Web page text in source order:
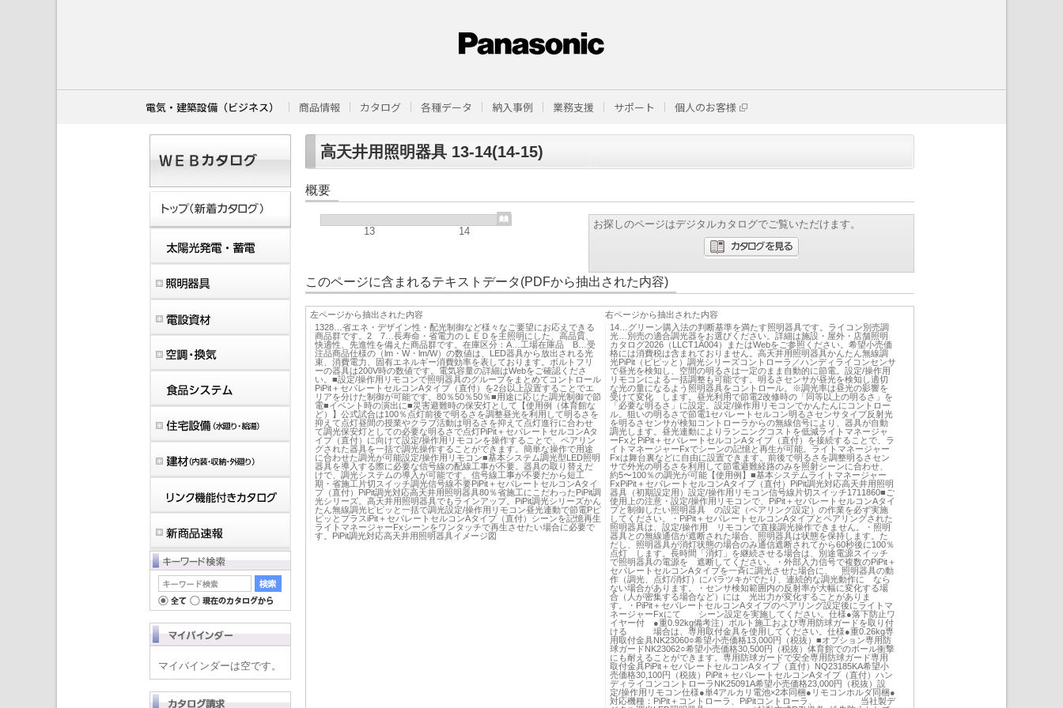
電気・建築設備（ビジネス） 商品情報 カタログ 各種データ 納入事例 業務支援 サポート 個人のお客様
高天井用照明器具 13-14(14-15)
概要
13 14
お探しのページはデジタルカタログでご覧いただけます。
このページに含まれるテキストデータ(PDFから抽出された内容)
左ページから抽出された内容
1328…省エネ・デザイン性・配光制御など様々なご要望にお応えできる
商品群です。2 7…長寿命・省電力のＬＥＤを主照明にした、高品質、
快適性、先進性を備えた商品群です。在庫区分：A…工場在庫品 B…受
注品商品仕様の（lm・W・lm/W）の数値は、LED器具から放出される光
束、消費電力、固有エネルギー消費効率を表しております。ボルトフリ
ーの器具は200V時の数値です。電気容量の詳細はWebをご確認くださ
い。■設定/操作用リモコンで照明器具のグループをまとめてコントロール
PiPit＋セパレートセルコンAタイプ（直付）を2台以上設置することでエ
リアを分けた制御が可能です。80％50％50％■用途に応じた調光制御で節
電■イベント時の演出に■災害避難時の保安灯として【使用例（体育館な
ど）】公式試合は100％点灯前後で明るさを調整昼光を利用して明るさを
抑えて点灯昼間の授業やクラブ活動は明るさを抑えて点灯進行に合わせ
て調光保安灯としての必要な明るさで点灯PiPit＋セパレートセルコンAタ
イプ（直付）に向けて設定/操作用リモコンを操作することで、ペアリン
グされた器具を一括で調光操作することができます。簡単な操作で用途
に合わせた調光が可能設定/操作用リモコン■基本システム調光型LED照明
器具を導入する際に必要な信号線の配線工事が不要。器具の取り替えだ
けで、調光システムの導入が可能です。信号線工事が不要だから短工
期・省施工片切スイッチ調光信号線不要PiPit＋セパレートセルコンAタイ
プ（直付）PiPit調光対応高天井用照明器具80％省施工にこだわったPiPit調
光シリーズ。高天井用照明器具でもラインアップ。PiPit調光シリーズかん
たん無線調光ピピッと一括で調光設定/操作用リモコン昼光連動で節電Pピ
ピッとプラスiPit＋セパレートセルコンAタイプ（直付）シーンを記憶再生
ライトマネージャーFxシーンをワンタッチで再生させたい場合に必要で
す。PiPit調光対応高天井用照明器具イメージ図
右ページから抽出された内容
14…グリーン購入法の判断基準を満たす照明器具です。ライコン別売調
光…別売の適合調光器をお選びください。詳細は施設・屋外・店舗照明
カタログ2026（LLCT1A004）またはWebをご参照ください。希望小売価
格には消費税は含まれておりません。高天井用照明器具かんたん無線調
光PiPit（ピピッと）調光シリーズコントローラ／ハンディライコンセンサ
で昼光を検知し、空間の明るさは一定のまま自動的に節電。設定/操作用
リモコンによる一括調整も可能です。明るさセンサが昼光を検知し適切
な光の量になるよう照明器具をコントロール。※調光率は昼光の影響を
受けて変化 します。昼光利用で節電2改修時の「同等以上の明るさ」を
「必要な明るさ」に設定。設定/操作用リモコンでかんたんにコントロー
ル。狙いの明るさで節電1セパレートセルコン明るさセンサタイプ反射光
を明るさセンサが検知コントローラからの無線信号により、器具が自動
調光します。昼光連動によりランニングコストを低減ライトマネージャ
ーFxとPiPit＋セパレートセルコンAタイプ（直付）を接続することで、ラ
イトマネージャーFxでシーンの記憶と再生が可能。ライトマネージャー
Fxは舞台裏などに自由に設置できます。前後で明るさを調整明るさセン
サで外光の明るさを利用して節電避難経路のみを照射シーンに合わせ、
約5〜100％の調光が可能【使用例】■基本システムライトマネージャー
FxPiPit＋セパレートセルコンAタイプ（直付）PiPit調光対応高天井用照明
器具（初期設定用）設定/操作用リモコン信号線片切スイッチ1711860■ご
使用上の注意・設定/操作用リモコンで、PiPit＋セパレートセルコンAタイ
プと制御したい照明器具 の設定（ペアリング設定）の作業を必ず実施
してください。・PiPit＋セパレートセルコンAタイプとペアリングされた
照明器具は、設定/操作用 リモコンで直接調光操作できません。・照明
器具との無線通信が遮断された場合、照明器具は状態を保持します。た
だし、照明器具が消灯状態の場合のみ通信遮断されてから60秒後に100％
点灯 します。長時間「消灯」を継続させる場合は、別途電源スイッチ
で照明器具の電源を 遮断してください。・外部入力信号で複数のPiPit＋
セパレートセルコンAタイプを一斉に調光させた場合に、 照明器具の動
作（調光、点灯/消灯）にバラツキがでたり、連続的な調光動作に なら
ない場合があります。・センサ検知範囲内の反射率が大幅に変化する場
合（人が密集する場合など）には 光出力が変化することがありま
す。・PiPit＋セパレートセルコンAタイプのペアリング設定後にライトマ
ネージャーFxにて シーン設定を実施してください。仕様●落下防止ワ
イヤー付 ●重0.92kg備考注）ボルト施工および専用防球ガードを取り付
ける 場合は、専用取付金具を使用してください。仕様●重0.26kg専
用取付金具NK23060○希望小売価格13,000円（税抜）■オプション専用防
球ガードNK23062○希望小売価格30,500円（税抜）体育館でのボール衝撃
にも耐えることができます。専用防球ガードで安全専用防球ガード専用
取付金具PiPit＋セパレートセルコンAタイプ（直付）NQ23185KA希望小
売価格30,100円（税抜）PiPit＋セパレートセルコンAタイプ（直付）ハン
ディライコンコントローラNK25091A希望小売価格23,000円（税抜）設
定/操作用リモコン仕様●単4アルカリ電池×2本同梱●リモコンホルダ同梱●
対応機種：PiPit＋コントローラ、PiPitコントローラ、 当社製デ
マイバインダーは空です。